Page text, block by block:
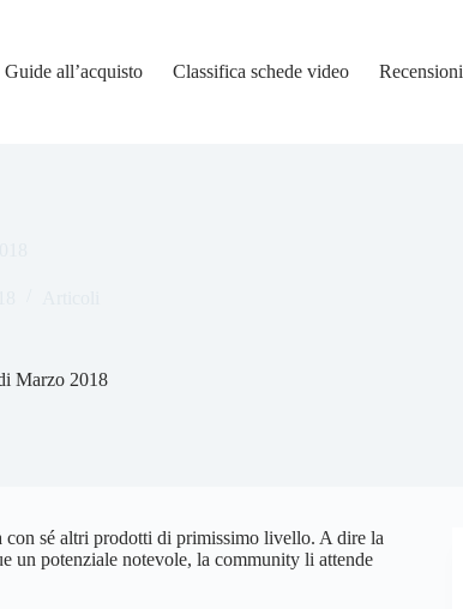
Guide all’acquisto
Classifica schede video Recensioni
Marzo 2018
con sé altri prodotti di primissimo livello. A dire la
un potenziale notevole, la community li attende